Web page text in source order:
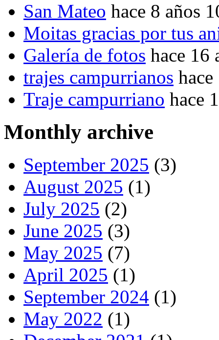
San Mateo hace 8 años
Moitas gracias por tus
Galería de fotos hace 16
trajes campurrianos
Traje campurriano hace
Monthly archive
September 2025 (3)
August 2025 (1)
July 2025 (2)
June 2025 (3)
May 2025 (7)
April 2025 (1)
September 2024 (1)
May 2022 (1)